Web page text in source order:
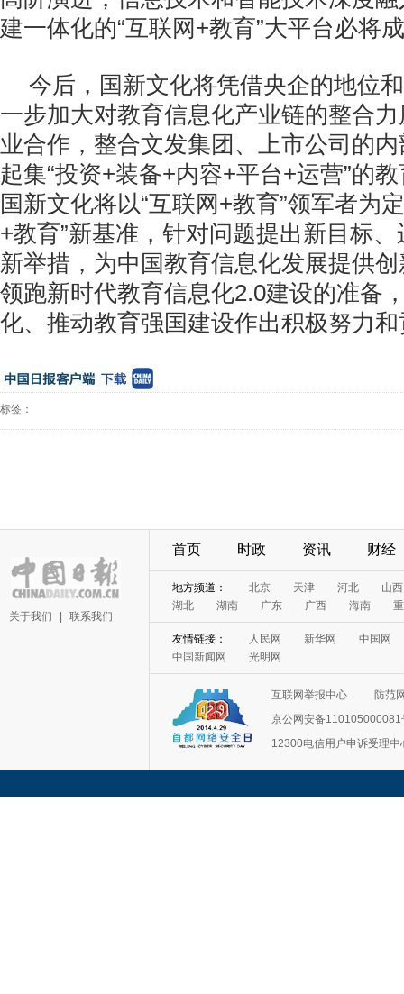
建一体化的“互联网+教育”大平台必将
今后，国新文化将凭借央企的地位
一步加大对教育信息化产业链的整合
业合作，整合文发集团、上市公司的
起集“投资+装备+内容+平台+运营”的
国新文化将以“互联网+教育”领军者为
+教育”新基准，针对问题提出新目标
新举措，为中国教育信息化发展提供
领跑新时代教育信息化2.0建设的准备
化、推动教育强国建设作出积极努力
标签：
关于我们 联系我们
首页 时政 资讯 财经
地方频道： 北京 天津 河北
山西
湖北
湖南 广东 广西 海南
友情链接： 人民网 新华网
中国网
中国新闻网
光明网
互联网举报中心
防范
京公网安备110105000081
12300电信用户申诉受理中